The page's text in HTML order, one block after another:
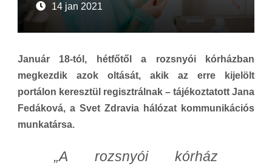
14 jan 2021
Január 18-tól, hétfőtől a rozsnyói kórházban
megkezdik azok oltását, akik az erre kijelölt
portálon keresztül regisztrálnak – tájékoztatott Jana
Fedáková, a Svet Zdravia hálózat kommunikációs
munkatársa.
„A rozsnyói kórház